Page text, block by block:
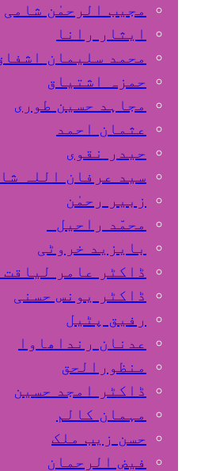
مجیب الرحمٰن شامی
ایثار رانا
محمد سلیمان
حمزہ اشتیاق
مجاہد حسین طوری
عثمان احمد
حیدر نقوی
سید عرفان اللہ
زبیر رحمٰن
محمّد راحیل
بایزید خروٹی
ڈاکٹر عامر لیاقت
ڈاکٹر یونس حسنی
رفیق پٹیل
عدنان رنداھاوا
منظورالحق
ڈاکٹر امجد حسین
مہمان کالم
حسن زیب ملک
فیض الرحمان